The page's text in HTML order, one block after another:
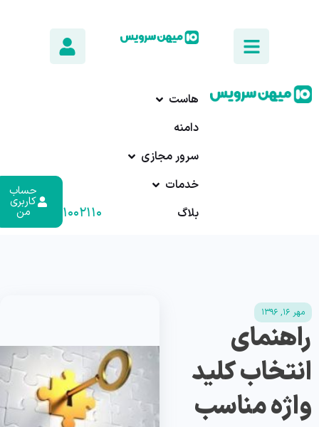
هاست
دامنه
سرور مجازی
خدمات
بلاگ
۰۱۷-۹۱۰۰۲۱۱۰
حساب
کاربری
من
مهر ۱۶, ۱۳۹۶
راهنمای
انتخاب کلید
واژه مناسب